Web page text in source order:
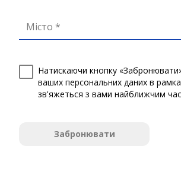
Місто *
Натискаючи кнопку
ваших персональних даних в
зв'яжеться з вами найближчим
Забронювати